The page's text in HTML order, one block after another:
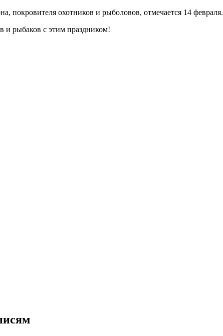
покровителя охотников и рыболовов, отмечается 14 февраля.
и рыбаков с этим праздником!